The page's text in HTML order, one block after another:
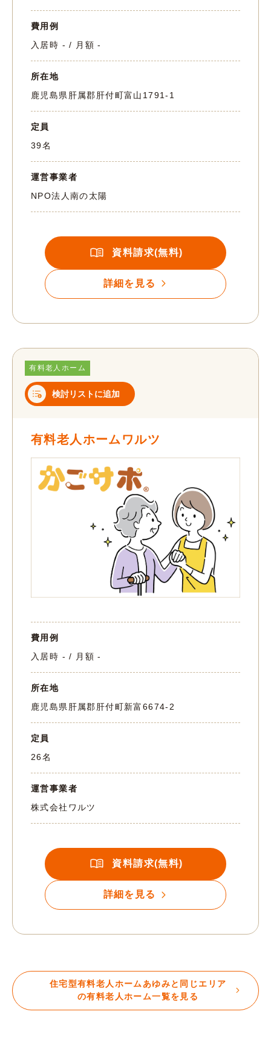
費用例
入居時 - / 月額 -
所在地
鹿児島県肝属郡肝付町富山1791-1
定員
39名
運営事業者
NPO法人南の太陽
資料請求(無料)
詳細を見る
有料老人ホーム
検討リストに追加
有料老人ホームワルツ
費用例
入居時 - / 月額 -
所在地
鹿児島県肝属郡肝付町新富6674-2
定員
26名
運営事業者
株式会社ワルツ
資料請求(無料)
詳細を見る
住宅型有料老人ホームあゆみと同じエリア
の有料老人ホーム一覧を見る